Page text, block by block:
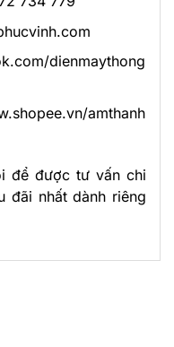
dienmaythong
amthanh
để được tư vấn chi
đãi nhất dành riêng